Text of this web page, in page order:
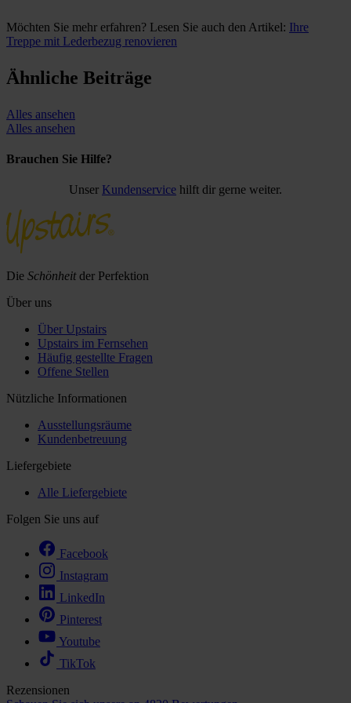
Möchten Sie mehr erfahren? Lesen Sie auch den Artikel: Ihre
Treppe mit Lederbezug renovieren
Ähnliche Beiträge
Alles ansehen
Alles ansehen
Brauchen Sie Hilfe?
Unser Kundenservice hilft dir gerne weiter.
Die Schönheitder Perfektion
Über uns
Über Upstairs
Upstairs im Fernsehen
Häufig gestellte Fragen
Offene Stellen
Nützliche Informationen
Ausstellungsräume
Kundenbetreuung
Liefergebiete
Alle Liefergebiete
Folgen Sie uns auf
Facebook
Instagram
LinkedIn
Pinterest
Youtube
TikTok
Rezensionen